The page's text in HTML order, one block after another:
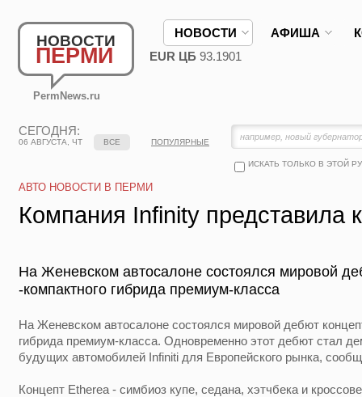
НОВОСТИ
ПЕРМИ
PermNews.ru
НОВОСТИ АФИША
EUR ЦБ 93.1901
СЕГОДНЯ:
06 АВГУСТА, ЧТ
ИСКАТЬ ТОЛЬКО В ЭТОЙ
ВСЕ ПОПУЛЯРНЫЕ
АВТО НОВОСТИ В ПЕРМИ
Компания Infinity представила
На Женевском автосалоне состоялся мировой
-компактного гибрида премиум-класса
На Женевском автосалоне состоялся мировой дебют
гибрида премиум-класса. Одновременно этот дебют стал
будущих автомобилей Infiniti для Европейского рынка,
Концепт Etherea - симбиоз купе, седана, хэтчбека и